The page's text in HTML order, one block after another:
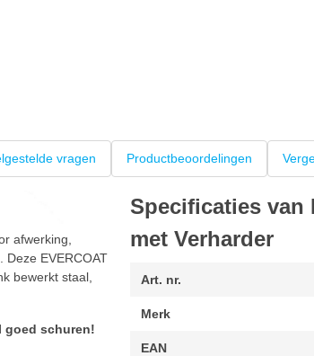
vragen Productbeoordelingen
afwerking,
EVERCOAT
bewerkt staal,
goed schuren!
Specificaties van
met Verharder
Art. nr.
Merk
EAN